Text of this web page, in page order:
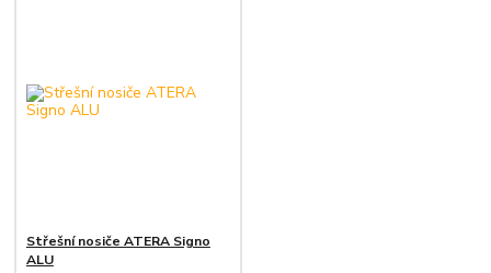
Střešní nosiče ATERA Signo
ALU